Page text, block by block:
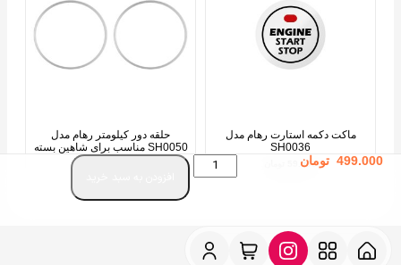
ماکت دکمه استارت رهام مدل
SH0036
59.000
حلقه دور کیلومتر رهام مدل
SH0050 مناسب برای شاهین بسته
2 عددی
499.000 تومان